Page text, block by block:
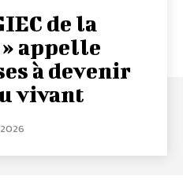
de la
appelle
à devenir
vivant